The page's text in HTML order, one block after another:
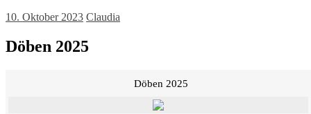
10. Oktober 2023 Claudia
Döben 2025
Döben 2025